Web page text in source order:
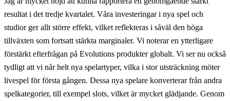
resultat i det tredje kvartalet. Våra investeringar i nya spel och
studior ger allt större effekt, vilket reflekteras i såväl den höga
tillväxten som fortsatt stärkta marginaler. Vi noterar en ytterligare
förstärkt efterfrågan på Evolutions produkter globalt. Vi ser nu också
tydligt att vi når helt nya spelartyper, vilka i stor utsträckning möter
livespel för första gången. Dessa nya spelare konverterar från andra
spelkategorier, till exempel slots, vilket är mycket glädjande. Genom